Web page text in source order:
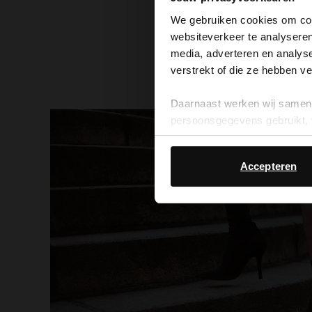
We gebruiken cookies om
websiteverkeer te
media, adverteren en
verstrekt of die ze hebben
Daarnaast werken wij
persoonsgegevens gebruikt,
Accepteren